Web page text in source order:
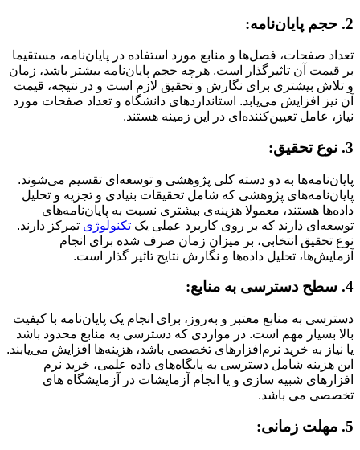
2. حجم پایان‌نامه:
تعداد صفحات، فصل‌ها و منابع مورد استفاده در پایان‌نامه، مستقیما
بر قیمت آن تاثیرگذار است. هرچه حجم پایان‌نامه بیشتر باشد، زمان
و تلاش بیشتری برای نگارش و تحقیق لازم است و در نتیجه، قیمت
آن نیز افزایش می‌یابد. استانداردهای دانشگاه و تعداد صفحات مورد
نیاز، عامل تعیین‌کننده‌ای در این زمینه هستند.
3. نوع تحقیق:
پایان‌نامه‌ها به دو دسته کلی پژوهشی و توسعه‌ای تقسیم می‌شوند.
پایان‌نامه‌های پژوهشی که شامل تحقیقات بنیادی و تجزیه و تحلیل
داده‌ها هستند، معمولا هزینه‌ی بیشتری نسبت به پایان‌نامه‌های
توسعه‌ای دارند که بر روی کاربرد عملی یک تکنولوژی تمرکز دارند.
نوع تحقیق انتخابی، بر میزان زمان صرف شده برای انجام
آزمایش‌ها، تحلیل داده‌ها و نگارش نتایج تاثیر گذار است.
4. سطح دسترسی به منابع:
دسترسی به منابع معتبر و به‌روز، برای انجام یک پایان‌نامه با کیفیت
بالا بسیار مهم است. در مواردی که دسترسی به منابع محدود باشد
یا نیاز به خرید نرم‌افزارهای تخصصی باشد، هزینه‌ها افزایش می‌یابند.
این هزینه شامل دسترسی به پایگاه‌های داده علمی، خرید نرم
افزارهای شبیه سازی و یا انجام آزمایشات در آزمایشگاه های
تخصصی می باشد.
5. مهلت زمانی: